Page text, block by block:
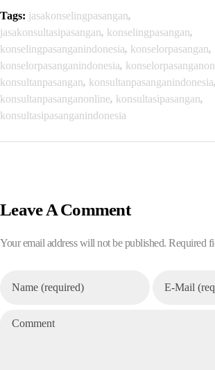
Tags: jasakonselingpasangan,
jasakonsultasipasangan, konselingpasangan,
konselingpasanganindonesia, konselorpasangan,
konselorpasanganindonesia,
konsultanpasangan, konsultanpasanganindonesia,
konsultanpasanganonline, konsultasipasangan,
konsultasipasanganindonesia
Leave A Comment
Your email address will not be published. Required